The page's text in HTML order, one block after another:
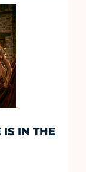
IS IN THE